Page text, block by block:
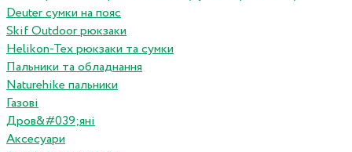
Deuter сумки на пояс
Skif Outdoor рюкзаки
Helikon-Tex рюкзаки та сумки
Пальники та обладнання
Naturehike пальники
Газові
Дров&#039;яні
Аксесуари